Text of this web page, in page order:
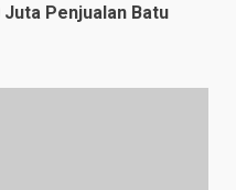
Penjualan Batu